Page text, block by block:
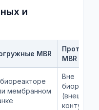
и
MBR
MBR
мембранном
Вне
(внешний
контур)